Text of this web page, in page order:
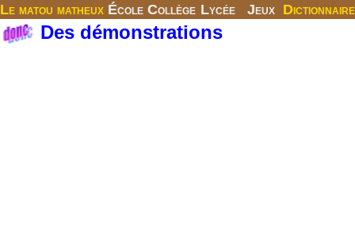
Le matou matheux École Collège Lycée Jeux Dictionnaire
Des démonstrations